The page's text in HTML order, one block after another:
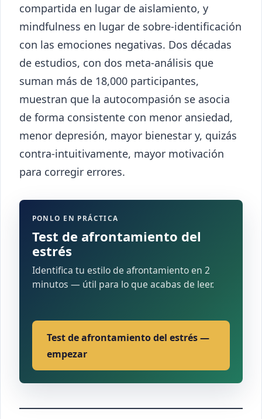
compartida en lugar de aislamiento, y
mindfulness en lugar de sobre-identificación
con las emociones negativas. Dos décadas
de estudios, con dos meta-análisis que
suman más de 18,000 participantes,
muestran que la autocompasión se asocia
de forma consistente con menor ansiedad,
menor depresión, mayor bienestar y, quizás
contra-intuitivamente, mayor motivación
para corregir errores.
PONLO EN PRÁCTICA
Test de afrontamiento del
estrés
Identifica tu estilo de afrontamiento en 2
minutos — útil para lo que acabas de leer.
Test de afrontamiento del estrés —
empezar